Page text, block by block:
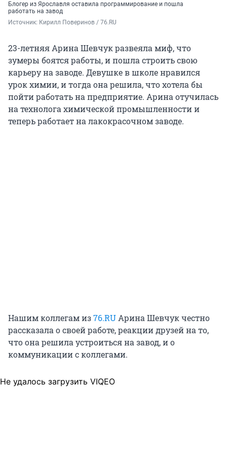
Блогер из Ярославля оставила программирование и пошла
работать на завод
Источник: Кирилл Поверинов / 76.RU
23-летняя Арина Шевчук развеяла миф, что
зумеры боятся работы, и пошла строить свою
карьеру на заводе. Девушке в школе нравился
урок химии, и тогда она решила, что хотела бы
пойти работать на предприятие. Арина отучилась
на технолога химической промышленности и
теперь работает на лакокрасочном заводе.
Нашим коллегам из76.RUАрина Шевчук честно
рассказала о своей работе, реакции друзей на то,
что она решила устроиться на завод, и о
коммуникации с коллегами.
Не удалось загрузить VIQEO